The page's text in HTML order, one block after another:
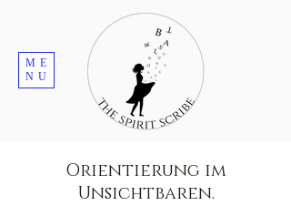
ME
NU
Orientierung im
Unsichtbaren.